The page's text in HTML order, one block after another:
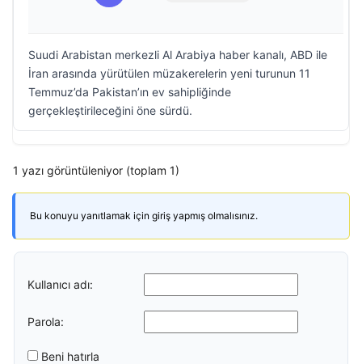
Suudi Arabistan merkezli Al Arabiya haber kanalı, ABD ile
İran arasında yürütülen müzakerelerin yeni turunun 11
Temmuz’da Pakistan’ın ev sahipliğinde
gerçekleştirileceğini öne sürdü.
1 yazı görüntüleniyor (toplam 1)
Bu konuyu yanıtlamak için giriş yapmış olmalısınız.
Kullanıcı adı:
Parola:
Beni hatırla